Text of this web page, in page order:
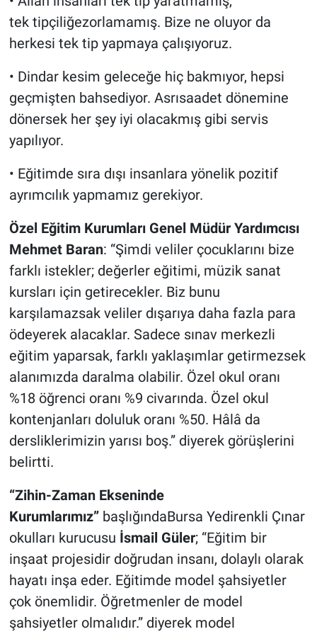
tek tipçiliğezorlamamış. Bize ne oluyor da
herkesi tek tip yapmaya çalışıyoruz.
• Dindar kesim geleceğe hiç bakmıyor, hepsi
geçmişten bahsediyor. Asrısaadet dönemine
dönersek her şey iyi olacakmış gibi servis
yapılıyor.
• Eğitimde sıra dışı insanlara yönelik pozitif
ayrımcılık yapmamız gerekiyor.
Özel Eğitim Kurumları Genel Müdür Yardımcısı
Mehmet Baran: “Şimdi veliler çocuklarını bize
farklı istekler; değerler eğitimi, müzik sanat
kursları için getirecekler. Biz bunu
karşılamazsak veliler dışarıya daha fazla para
ödeyerek alacaklar. Sadece sınav merkezli
eğitim yaparsak, farklı yaklaşımlar getirmezsek
alanımızda daralma olabilir. Özel okul oranı
%18 öğrenci oranı %9 civarında. Özel okul
kontenjanları doluluk oranı %50. Hâlâ da
dersliklerimizin yarısı boş.” diyerek görüşlerini
belirtti.
“Zihin-Zaman Ekseninde
Kurumlarımız” başlığındaBursa Yedirenkli Çınar
okulları kurucusu İsmail Güler; “Eğitim bir
inşaat projesidir doğrudan insanı, dolaylı olarak
hayatı inşa eder. Eğitimde model şahsiyetler
çok önemlidir. Öğretmenler de model
şahsiyetler olmalıdır.” diyerek model